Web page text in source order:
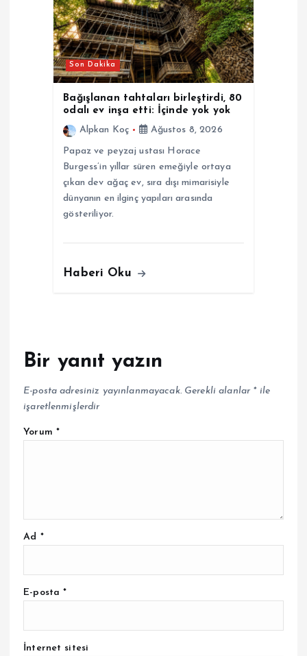
Son Dakika
Bağışlanan tahtaları birleştirdi, 80
odalı ev inşa etti: İçinde yok yok
Alpkan Koç
Ağustos 8, 2026
Papaz ve peyzaj ustası Horace
Burgess’in yıllar süren emeğiyle ortaya
çıkan dev ağaç ev, sıra dışı mimarisiyle
dünyanın en ilginç yapıları arasında
gösteriliyor.
Haberi Oku
Bir yanıt yazın
E-posta adresiniz yayınlanmayacak. Gerekli alanlar *ile
işaretlenmişlerdir
Yorum *
Ad *
E-posta*
İnternet sitesi